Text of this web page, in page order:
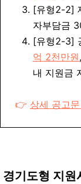
[유형2-2]
자부담금
[유형2-3]
억 2천만원
내 지원금
👉 상세 공고
경기도형 지원